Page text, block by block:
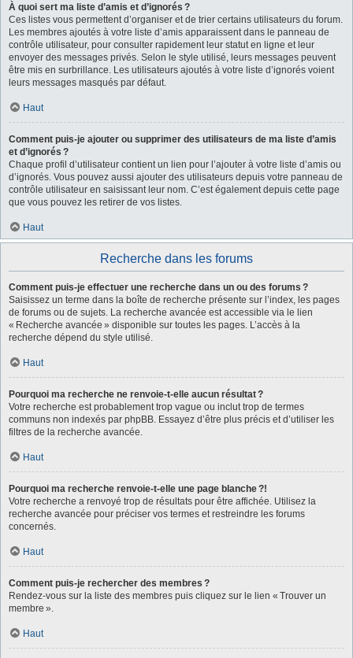
À quoi sert ma liste d’amis et d’ignorés ?
Ces listes vous permettent d’organiser et de trier certains utilisateurs du forum.
Les membres ajoutés à votre liste d’amis apparaissent dans le panneau de
contrôle utilisateur, pour consulter rapidement leur statut en ligne et leur
envoyer des messages privés. Selon le style utilisé, leurs messages peuvent
être mis en surbrillance. Les utilisateurs ajoutés à votre liste d’ignorés voient
leurs messages masqués par défaut.
Haut
Comment puis-je ajouter ou supprimer des utilisateurs de ma liste d’amis
et d’ignorés ?
Chaque profil d’utilisateur contient un lien pour l’ajouter à votre liste d’amis ou
d’ignorés. Vous pouvez aussi ajouter des utilisateurs depuis votre panneau de
contrôle utilisateur en saisissant leur nom. C’est également depuis cette page
que vous pouvez les retirer de vos listes.
Haut
Recherche dans les forums
Comment puis-je effectuer une recherche dans un ou des forums ?
Saisissez un terme dans la boîte de recherche présente sur l’index, les pages
de forums ou de sujets. La recherche avancée est accessible via le lien
« Recherche avancée » disponible sur toutes les pages. L’accès à la
recherche dépend du style utilisé.
Haut
Pourquoi ma recherche ne renvoie-t-elle aucun résultat ?
Votre recherche est probablement trop vague ou inclut trop de termes
communs non indexés par phpBB. Essayez d’être plus précis et d’utiliser les
filtres de la recherche avancée.
Haut
Pourquoi ma recherche renvoie-t-elle une page blanche ?!
Votre recherche a renvoyé trop de résultats pour être affichée. Utilisez la
recherche avancée pour préciser vos termes et restreindre les forums
concernés.
Haut
Comment puis-je rechercher des membres ?
Rendez-vous sur la liste des membres puis cliquez sur le lien « Trouver un
membre ».
Haut